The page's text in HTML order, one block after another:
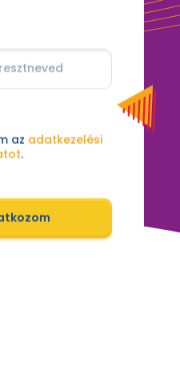
az adatkezelési
.